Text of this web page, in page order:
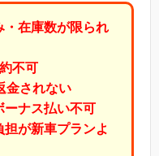
在庫数が限られ
不可
されない
ナス払い不可
が新車プランよ